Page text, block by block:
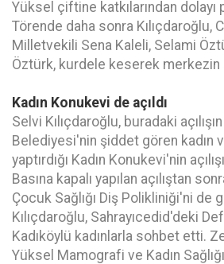
Yüksel çiftine katkılarından dolayı
Törende daha sonra Kılıçdaroğlu,
Milletvekili Sena Kaleli, Selami
Öztürk, kurdele keserek merkezin
Kadın Konukevi de açıldı
Selvi Kılıçdaroğlu, buradaki
Belediyesi'nin şiddet gören kadın
yaptırdığı Kadın Konukevi'nin
Basına kapalı yapılan açılıştan
Çocuk Sağlığı Diş Polikliniği'ni de
Kılıçdaroğlu, Sahrayıcedid'deki
Kadıköylü kadınlarla sohbet etti.
Yüksel Mamografi ve Kadın